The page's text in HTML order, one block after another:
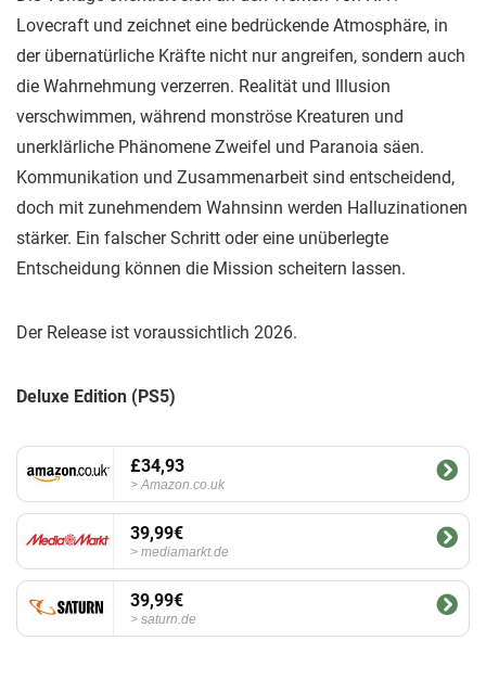
Lovecraft und zeichnet eine bedrückende Atmosphäre, in
der übernatürliche Kräfte nicht nur angreifen, sondern auch
die Wahrnehmung verzerren. Realität und Illusion
verschwimmen, während monströse Kreaturen und
unerklärliche Phänomene Zweifel und Paranoia säen.
Kommunikation und Zusammenarbeit sind entscheidend,
doch mit zunehmendem Wahnsinn werden Halluzinationen
stärker. Ein falscher Schritt oder eine unüberlegte
Entscheidung können die Mission scheitern lassen.
Der Release ist voraussichtlich 2026.
Deluxe Edition (PS5)
£34,93
Amazon.co.uk
39,99€
mediamarkt.de
39,99€
saturn.de